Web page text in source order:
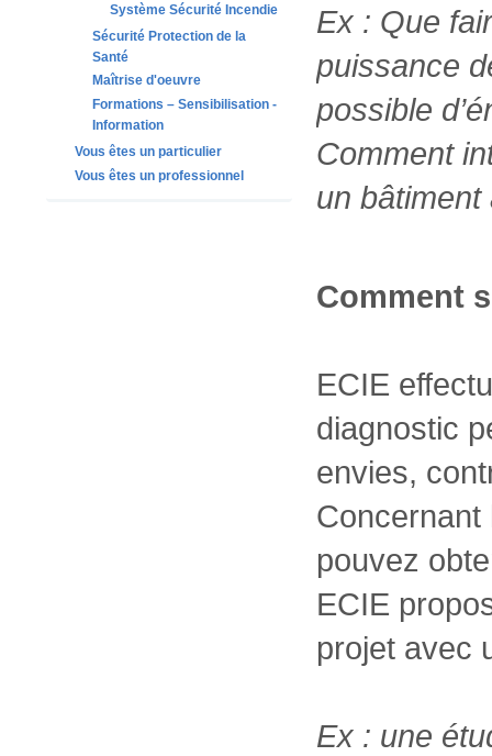
Système Sécurité Incendie
Sécurité Protection de la
Santé
Maîtrise d'oeuvre
Formations – Sensibilisation -
Information
Vous êtes un particulier
Vous êtes un professionnel
Ex : Que
puissance
possible
Comment
un bâtiment
Comment
ECIE
diagnostic
envies,
Concernant
pouvez
ECIE
projet avec
Ex : une